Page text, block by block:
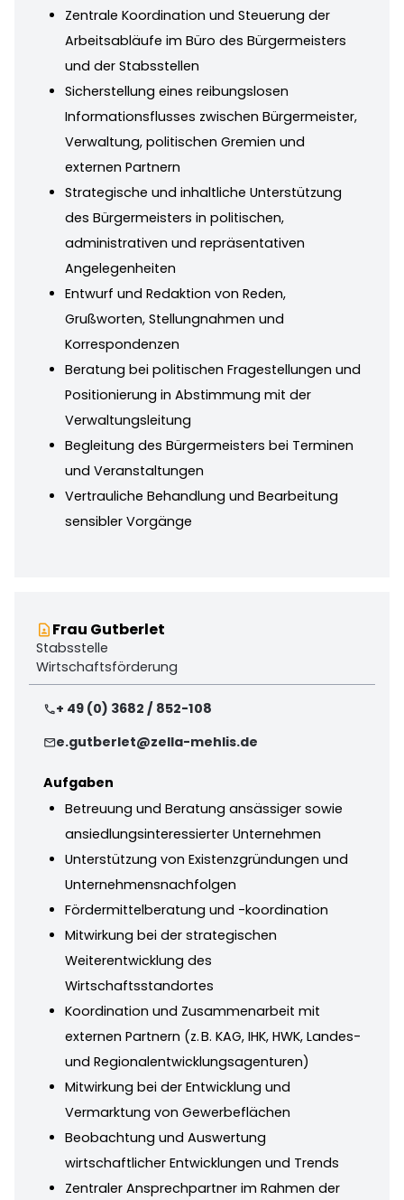
Zentrale Koordination und Steuerung der
Arbeitsabläufe im Büro des Bürgermeisters
und der Stabsstellen
Sicherstellung eines reibungslosen
Informationsflusses zwischen Bürgermeister,
Verwaltung, politischen Gremien und
externen Partnern
Strategische und inhaltliche Unterstützung
des Bürgermeisters in politischen,
administrativen und repräsentativen
Angelegenheiten
Entwurf und Redaktion von Reden,
Grußworten, Stellungnahmen und
Korrespondenzen
Beratung bei politischen Fragestellungen und
Positionierung in Abstimmung mit der
Verwaltungsleitung
Begleitung des Bürgermeisters bei Terminen
und Veranstaltungen
Vertrauliche Behandlung und Bearbeitung
sensibler Vorgänge
contact_page Frau Gutberlet
Stabsstelle
Wirtschaftsförderung
phone+ 49 (0) 3682 / 852-108
maile.gutberlet@zella-mehlis.de
Aufgaben
Betreuung und Beratung ansässiger sowie
ansiedlungsinteressierter Unternehmen
Unterstützung von Existenzgründungen und
Unternehmensnachfolgen
Fördermittelberatung und -koordination
Mitwirkung bei der strategischen
Weiterentwicklung des
Wirtschaftsstandortes
Koordination und Zusammenarbeit mit
externen Partnern (z. B. KAG, IHK, HWK, Landes-
und Regionalentwicklungsagenturen)
Mitwirkung bei der Entwicklung und
Vermarktung von Gewerbeflächen
Beobachtung und Auswertung
wirtschaftlicher Entwicklungen und Trends
Zentraler Ansprechpartner im Rahmen der